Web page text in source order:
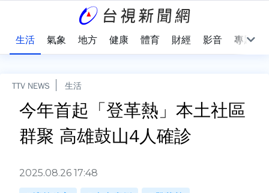
生活 氣象 地方 健康 體育 財經 影音 專題
TTV NEWS 生活
今年首起「登革熱」本土社區
群聚 高雄鼓山4人確診
2025.08.26 17:48